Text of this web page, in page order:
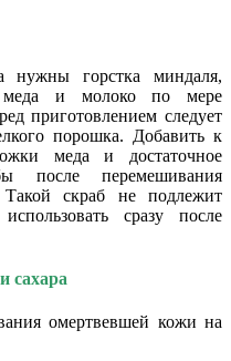
нужны горстка миндаля,
меда и молоко по мере
приготовлением следует
порошка. Добавить к
меда и достаточное
после перемешивания
Такой скраб не подлежит
сразу после
сахара
омертвевшей кожи на